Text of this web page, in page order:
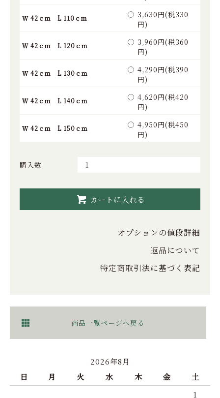
Ｗ 42ｃｍ L 110ｃｍ
3,630円(税330
円)
Ｗ 42ｃｍ L 120ｃｍ
3,960円(税360
円)
Ｗ 42ｃｍ L 130ｃｍ
4,290円(税390
円)
Ｗ 42ｃｍ L 140ｃｍ
4,620円(税420
円)
Ｗ 42ｃｍ L 150ｃｍ
4,950円(税450
円)
購入数
カートに入れる
オプションの値段詳細
返品について
特定商取引法に基づく表記
商品一覧ページへ戻る
2026年8月
日
月 火 水 木 金
土
1